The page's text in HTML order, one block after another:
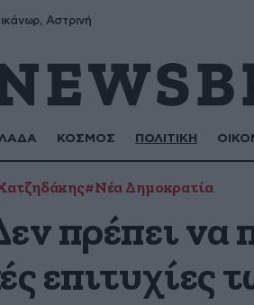
Αστρινή
ΚΟΣΜΟΣ ΠΟΛΙΤΙΚΗ
#Νέα Δημοκρατία
πρέπει να
επιτυχίες